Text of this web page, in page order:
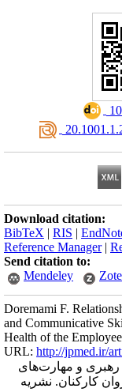
Download citation:
BibTeX | RIS |
Reference Manager|
Send citation to:
Mendeley
Doremami F.
and Communicative
Health of the
URL: http://jpmed.ir/
و ﻣﻬﺎرتﻫﺎی
ﮐﺎرﮐﻨﺎن. نشریه